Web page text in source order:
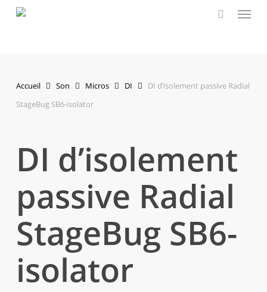
Menu
Accueil Son Micros DI
DI d’isolement passive Radial
StageBug SB6-isolator
DI d’isolement
passive Radial
StageBug SB6-
isolator